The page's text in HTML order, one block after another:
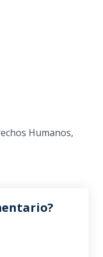
Humanos,